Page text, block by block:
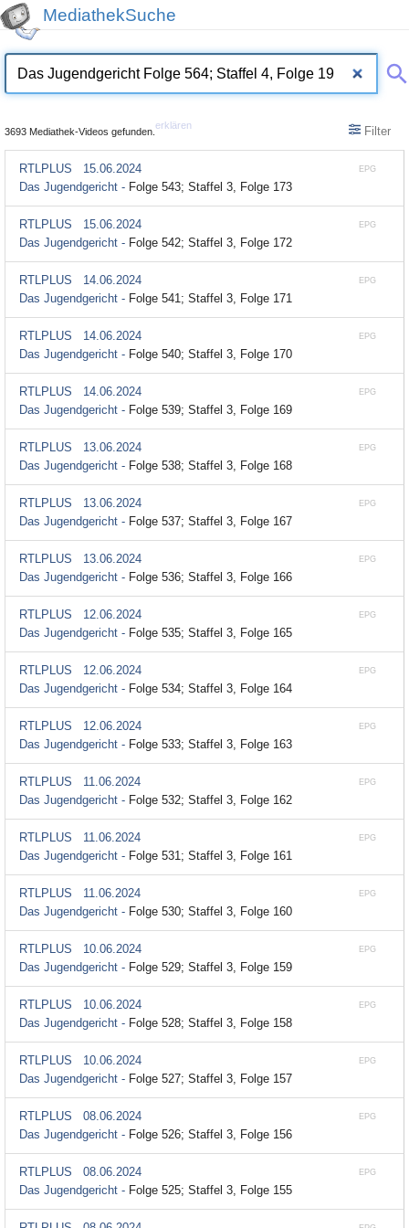
MediathekSuche
3693 Mediathek-Videos gefunden.
erklären Filter
EPG
RTLPLUS
15.06.2024
Das Jugendgericht - Folge 543; Staffel 3, Folge 173
EPG
RTLPLUS
15.06.2024
Das Jugendgericht - Folge 542; Staffel 3, Folge 172
EPG
RTLPLUS
14.06.2024
Das Jugendgericht - Folge 541; Staffel 3, Folge 171
EPG
RTLPLUS
14.06.2024
Das Jugendgericht - Folge 540; Staffel 3, Folge 170
EPG
RTLPLUS
14.06.2024
Das Jugendgericht - Folge 539; Staffel 3, Folge 169
EPG
RTLPLUS
13.06.2024
Das Jugendgericht - Folge 538; Staffel 3, Folge 168
EPG
RTLPLUS
13.06.2024
Das Jugendgericht - Folge 537; Staffel 3, Folge 167
EPG
RTLPLUS
13.06.2024
Das Jugendgericht - Folge 536; Staffel 3, Folge 166
EPG
RTLPLUS
12.06.2024
Das Jugendgericht - Folge 535; Staffel 3, Folge 165
EPG
RTLPLUS
12.06.2024
Das Jugendgericht - Folge 534; Staffel 3, Folge 164
EPG
RTLPLUS
12.06.2024
Das Jugendgericht - Folge 533; Staffel 3, Folge 163
EPG
RTLPLUS
11.06.2024
Das Jugendgericht - Folge 532; Staffel 3, Folge 162
EPG
RTLPLUS
11.06.2024
Das Jugendgericht - Folge 531; Staffel 3, Folge 161
EPG
RTLPLUS
11.06.2024
Das Jugendgericht - Folge 530; Staffel 3, Folge 160
EPG
RTLPLUS
10.06.2024
Das Jugendgericht - Folge 529; Staffel 3, Folge 159
EPG
RTLPLUS
10.06.2024
Das Jugendgericht - Folge 528; Staffel 3, Folge 158
EPG
RTLPLUS
10.06.2024
Das Jugendgericht - Folge 527; Staffel 3, Folge 157
EPG
RTLPLUS
08.06.2024
Das Jugendgericht - Folge 526; Staffel 3, Folge 156
EPG
RTLPLUS
08.06.2024
Das Jugendgericht - Folge 525; Staffel 3, Folge 155